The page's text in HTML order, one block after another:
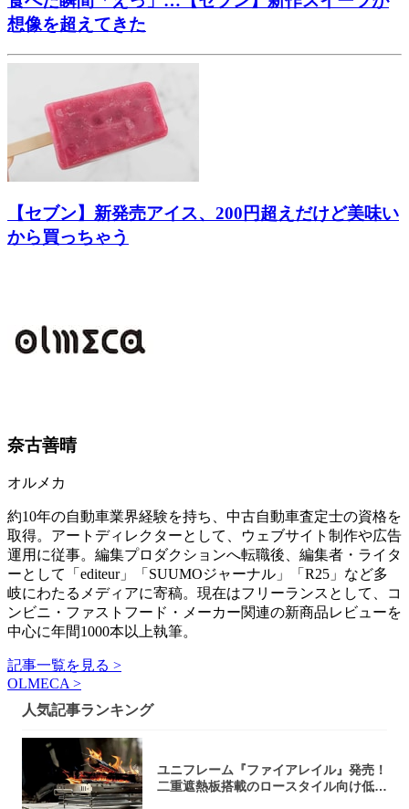
想像を超えてきた
【セブン】新発売アイス、200円超えだけど美味い
から買っちゃう
奈古善晴
オルメカ
約10年の自動車業界経験を持ち、中古自動車査定士の資格を
取得。アートディレクターとして、ウェブサイト制作や広告
運用に従事。編集プロダクションへ転職後、編集者・ライタ
ーとして「editeur」「SUUMOジャーナル」「R25」など多
岐にわたるメディアに寄稿。現在はフリーランスとして、コ
ンビニ・ファストフード・メーカー関連の新商品レビューを
中心に年間1000本以上執筆。
記事一覧を見る >
OLMECA >
人気記事ランキング
ユニフレーム『ファイアレイル』発売！
二重遮熱板搭載のロースタイル向け低型